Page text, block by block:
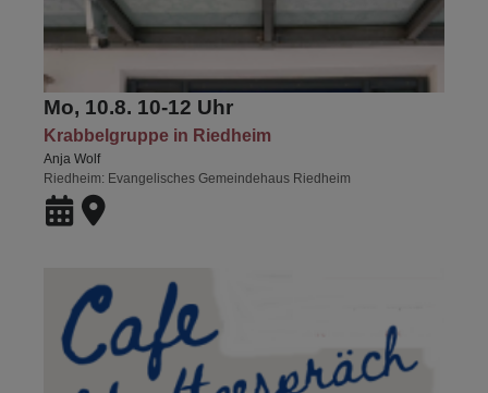
Mo, 10.8. 10-12 Uhr
Krabbelgruppe in Riedheim
Anja Wolf
Riedheim
Evangelisches Gemeindehaus Riedheim